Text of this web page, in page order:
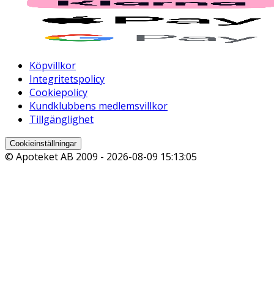
Köpvillkor
Integritetspolicy
Cookiepolicy
Kundklubbens medlemsvillkor
Tillgänglighet
Cookieinställningar
© Apoteket AB 2009 - 2026-08-09 15:13:05